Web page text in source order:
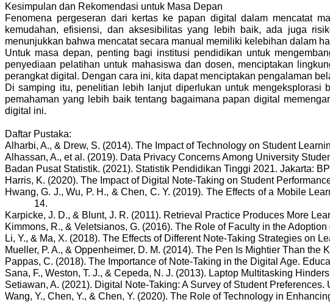
Kesimpulan dan Rekomendasi untuk Masa Depan
Fenomena pergeseran dari kertas ke papan digital dalam mencatat
kemudahan, efisiensi, dan aksesibilitas yang lebih baik, ada juga
menunjukkan bahwa mencatat secara manual memiliki kelebihan dalam
Untuk masa depan, penting bagi institusi pendidikan untuk
penyediaan pelatihan untuk mahasiswa dan dosen, menciptakan
perangkat digital. Dengan cara ini, kita dapat menciptakan pengalaman
Di samping itu, penelitian lebih lanjut diperlukan untuk mengeksplorasi
pemahaman yang lebih baik tentang bagaimana papan digital
digital ini.
Daftar Pustaka:
Alharbi, A., & Drew, S. (2014). The Impact of Technology on Student
Alhassan, A., et al. (2019). Data Privacy Concerns Among University
Badan Pusat Statistik. (2021). Statistik Pendidikan Tinggi 2021. Jakarta:
Harris, K. (2020). The Impact of Digital Note-Taking on Student
Hwang, G. J., Wu, P. H., & Chen, C. Y. (2019). The Effects of a Mobile
14.
Karpicke, J. D., & Blunt, J. R. (2011). Retrieval Practice Produces More
Kimmons, R., & Veletsianos, G. (2016). The Role of Faculty in the
Li, Y., & Ma, X. (2018). The Effects of Different Note-Taking Strategies on
Mueller, P. A., & Oppenheimer, D. M. (2014). The Pen Is Mightier Than the
Pappas, C. (2018). The Importance of Note-Taking in the Digital Age.
Sana, F., Weston, T. J., & Cepeda, N. J. (2013). Laptop Multitasking
Setiawan, A. (2021). Digital Note-Taking: A Survey of Student Preferences.
Wang, Y., Chen, Y., & Chen, Y. (2020). The Role of Technology in